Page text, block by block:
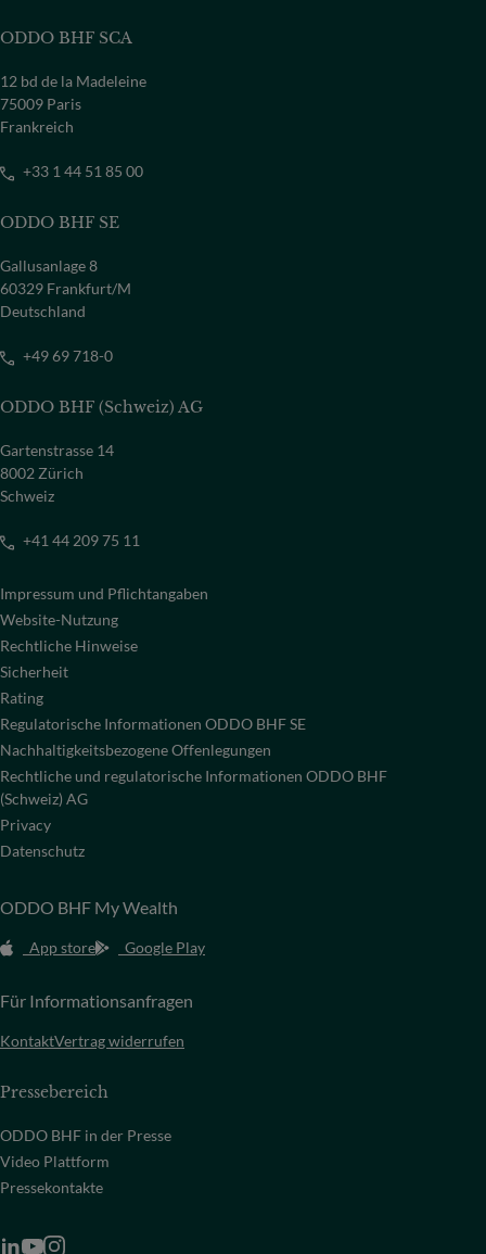
ODDO BHF SCA
12 bd de la Madeleine
75009 Paris
Frankreich
+33 1 44 51 85 00
ODDO BHF SE
Gallusanlage 8
60329 Frankfurt/M
Deutschland
+49 69 718-0
ODDO BHF (Schweiz) AG
Gartenstrasse 14
8002 Zürich
Schweiz
+41 44 209 75 11
Impressum und Pflichtangaben
Website-Nutzung
Rechtliche Hinweise
Sicherheit
Rating
Regulatorische Informationen ODDO BHF SE
Nachhaltigkeitsbezogene Offenlegungen
Rechtliche und regulatorische Informationen ODDO BHF
(Schweiz) AG
Privacy
Datenschutz
ODDO BHF My Wealth
App store Google Play
Für Informationsanfragen
KontaktVertrag widerrufen
Pressebereich
ODDO BHF in der Presse
Video Plattform
Pressekontakte